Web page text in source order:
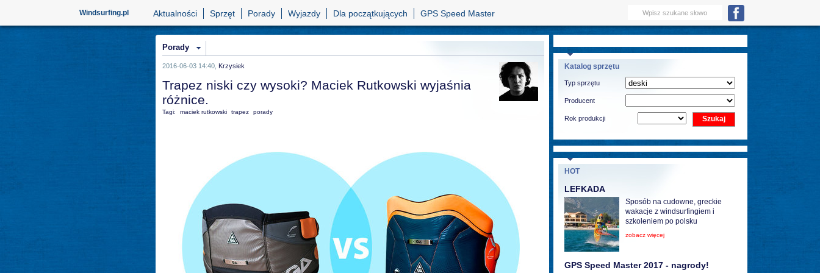
Windsurfing.pl Aktualności Sprzęt Porady Wyjazdy Dla początkujących GPS Speed Master
Porady
2016-06-03 14:40, Krzysiek
Trapez niski czy wysoki? Maciek Rutkowski wyjaśnia
różnice.
Tagi: maciek rutkowski trapez porady
Katalog sprzętu
Typ sprzętu
Producent
Rok produkcji
HOT
LEFKADA
Sposób na cudowne, greckie
wakacje z windsurfingiem i
szkoleniem po polsku
zobacz więcej
GPS Speed Master 2017 - nagrody!